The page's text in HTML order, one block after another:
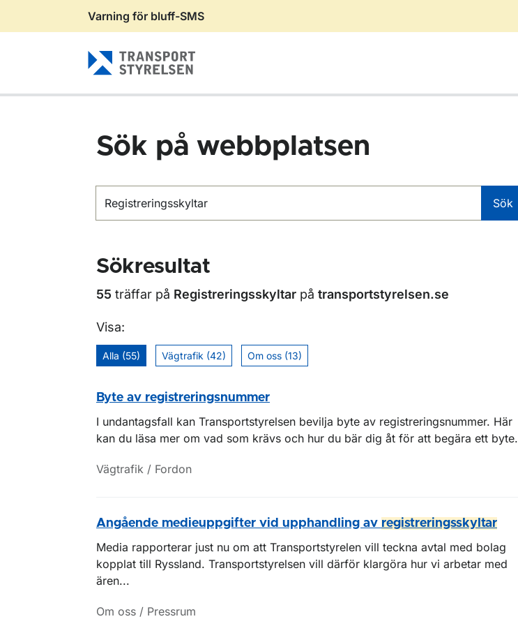
Gå till sidans innehåll
Varning för bluff-SMS
Sök på webbplatsen
Sök
Sökresultat
55 träffar på Registreringsskyltar på transportstyrelsen.se
Visa:
Alla (55) Vägtrafik (42) Om oss (13)
Byte av registreringsnummer
I undantagsfall kan Transportstyrelsen bevilja byte av registreringsnummer. Här
kan du läsa mer om vad som krävs och hur du bär dig åt för att begära ett byte.
Vägtrafik / Fordon
Angående medieuppgifter vid upphandling av registreringsskyltar
Media rapporterar just nu om att Transportstyrelen vill teckna avtal med bolag
kopplat till Ryssland. Transportstyrelsen vill därför klargöra hur vi arbetar med
ären...
Om oss / Pressrum